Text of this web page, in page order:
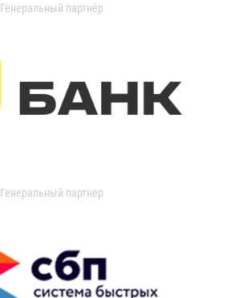
Генеральный партнер
Генеральный партнер